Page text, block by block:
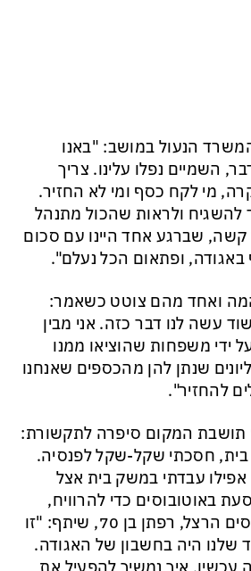
הנעול במושב: "באנו
השמיים נפלו עלינו. צריך
מי לקח כסף ומי לא החזיר.
להשגיח ולראות שהכול מתנהל
קשה, שברגע אחד היינו עם סכום
ופתאום הכל נעלם".
ואחד מהם צוטט כשאמר:
עשה לנו דבר כזה. אני מבין
משפחות שהוציאו ממנו
שנתן להן מהכספים שאנחנו
להחזיר".
שרה מעתוק, בת 76 תושבת המקום סיפרה לתקשורת:
חסכתי שקל-שקל לפנסיה.
עבדתי במשק בית אצל
באוטובוסים כדי להרוויח,
והכל אבד לנו". גם ניסים הרצל, רפתן בן 70, שיתף: "זו
היה בחשבון של האגודה.